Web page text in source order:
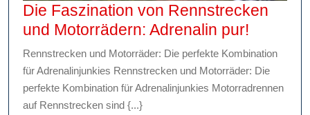
Die Faszination von Rennstrecken
und Motorrädern: Adrenalin pur!
von
Rennstrecken und Motorräder: Die perfekte Kombination
für Adrenalinjunkies Rennstrecken und Motorräder: Die
perfekte Kombination für Adrenalinjunkies Motorradrennen
auf Rennstrecken sind {...}